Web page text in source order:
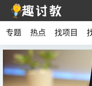
专题 热点 找项目